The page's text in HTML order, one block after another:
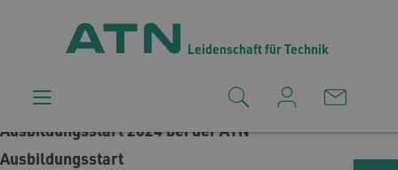
Leidenschaft für Technik
Ausbildungsstart 2024 bei der ATN
Ausbildungsstart